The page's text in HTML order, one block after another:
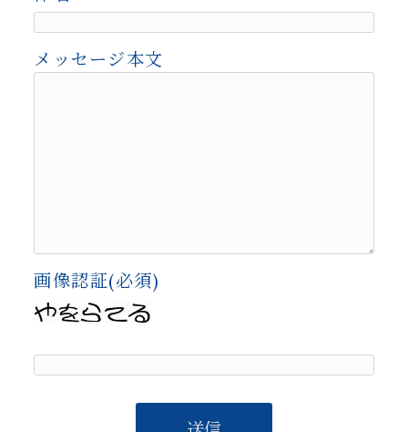
メッセージ本文
画像認証(必須)